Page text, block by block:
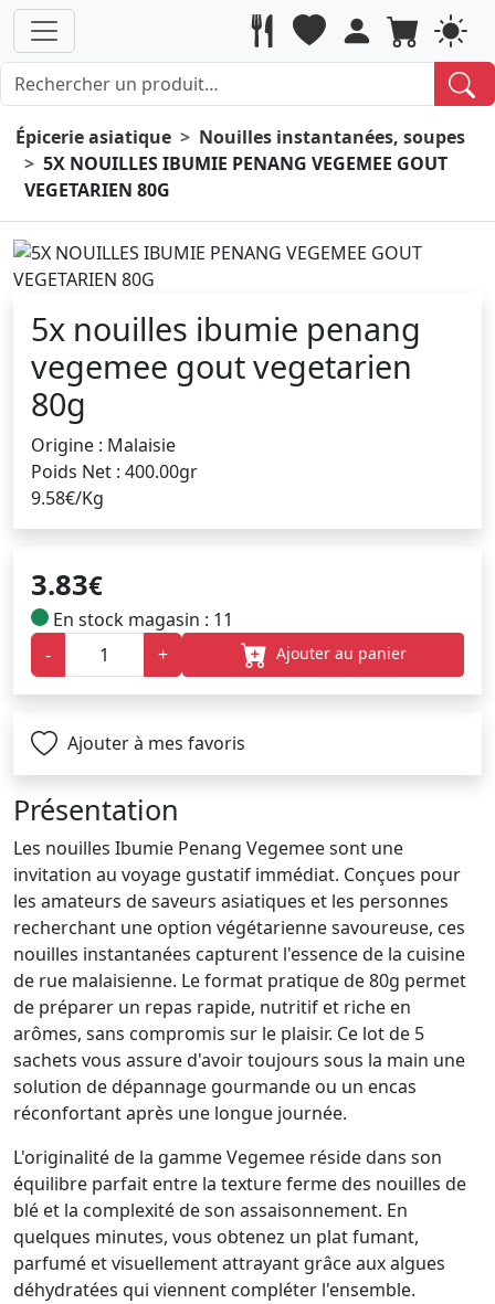
Épicerie asiatique
Nouilles instantanées, soupes
5X NOUILLES IBUMIE PENANG VEGEMEE GOUT
VEGETARIEN 80G
5x nouilles ibumie penang
vegemee gout vegetarien
80g
Origine : Malaisie
Poids Net : 400.00gr
9.58€/Kg
3.83€
En stock magasin : 11
-
+ Ajouter au panier
Ajouter à mes favoris
Présentation
Les nouilles Ibumie Penang Vegemee sont une
invitation au voyage gustatif immédiat. Conçues pour
les amateurs de saveurs asiatiques et les personnes
recherchant une option végétarienne savoureuse, ces
nouilles instantanées capturent l'essence de la cuisine
de rue malaisienne. Le format pratique de 80g permet
de préparer un repas rapide, nutritif et riche en
arômes, sans compromis sur le plaisir. Ce lot de 5
sachets vous assure d'avoir toujours sous la main une
solution de dépannage gourmande ou un encas
réconfortant après une longue journée.
L'originalité de la gamme Vegemee réside dans son
équilibre parfait entre la texture ferme des nouilles de
blé et la complexité de son assaisonnement. En
quelques minutes, vous obtenez un plat fumant,
parfumé et visuellement attrayant grâce aux algues
déhydratées qui viennent compléter l'ensemble.